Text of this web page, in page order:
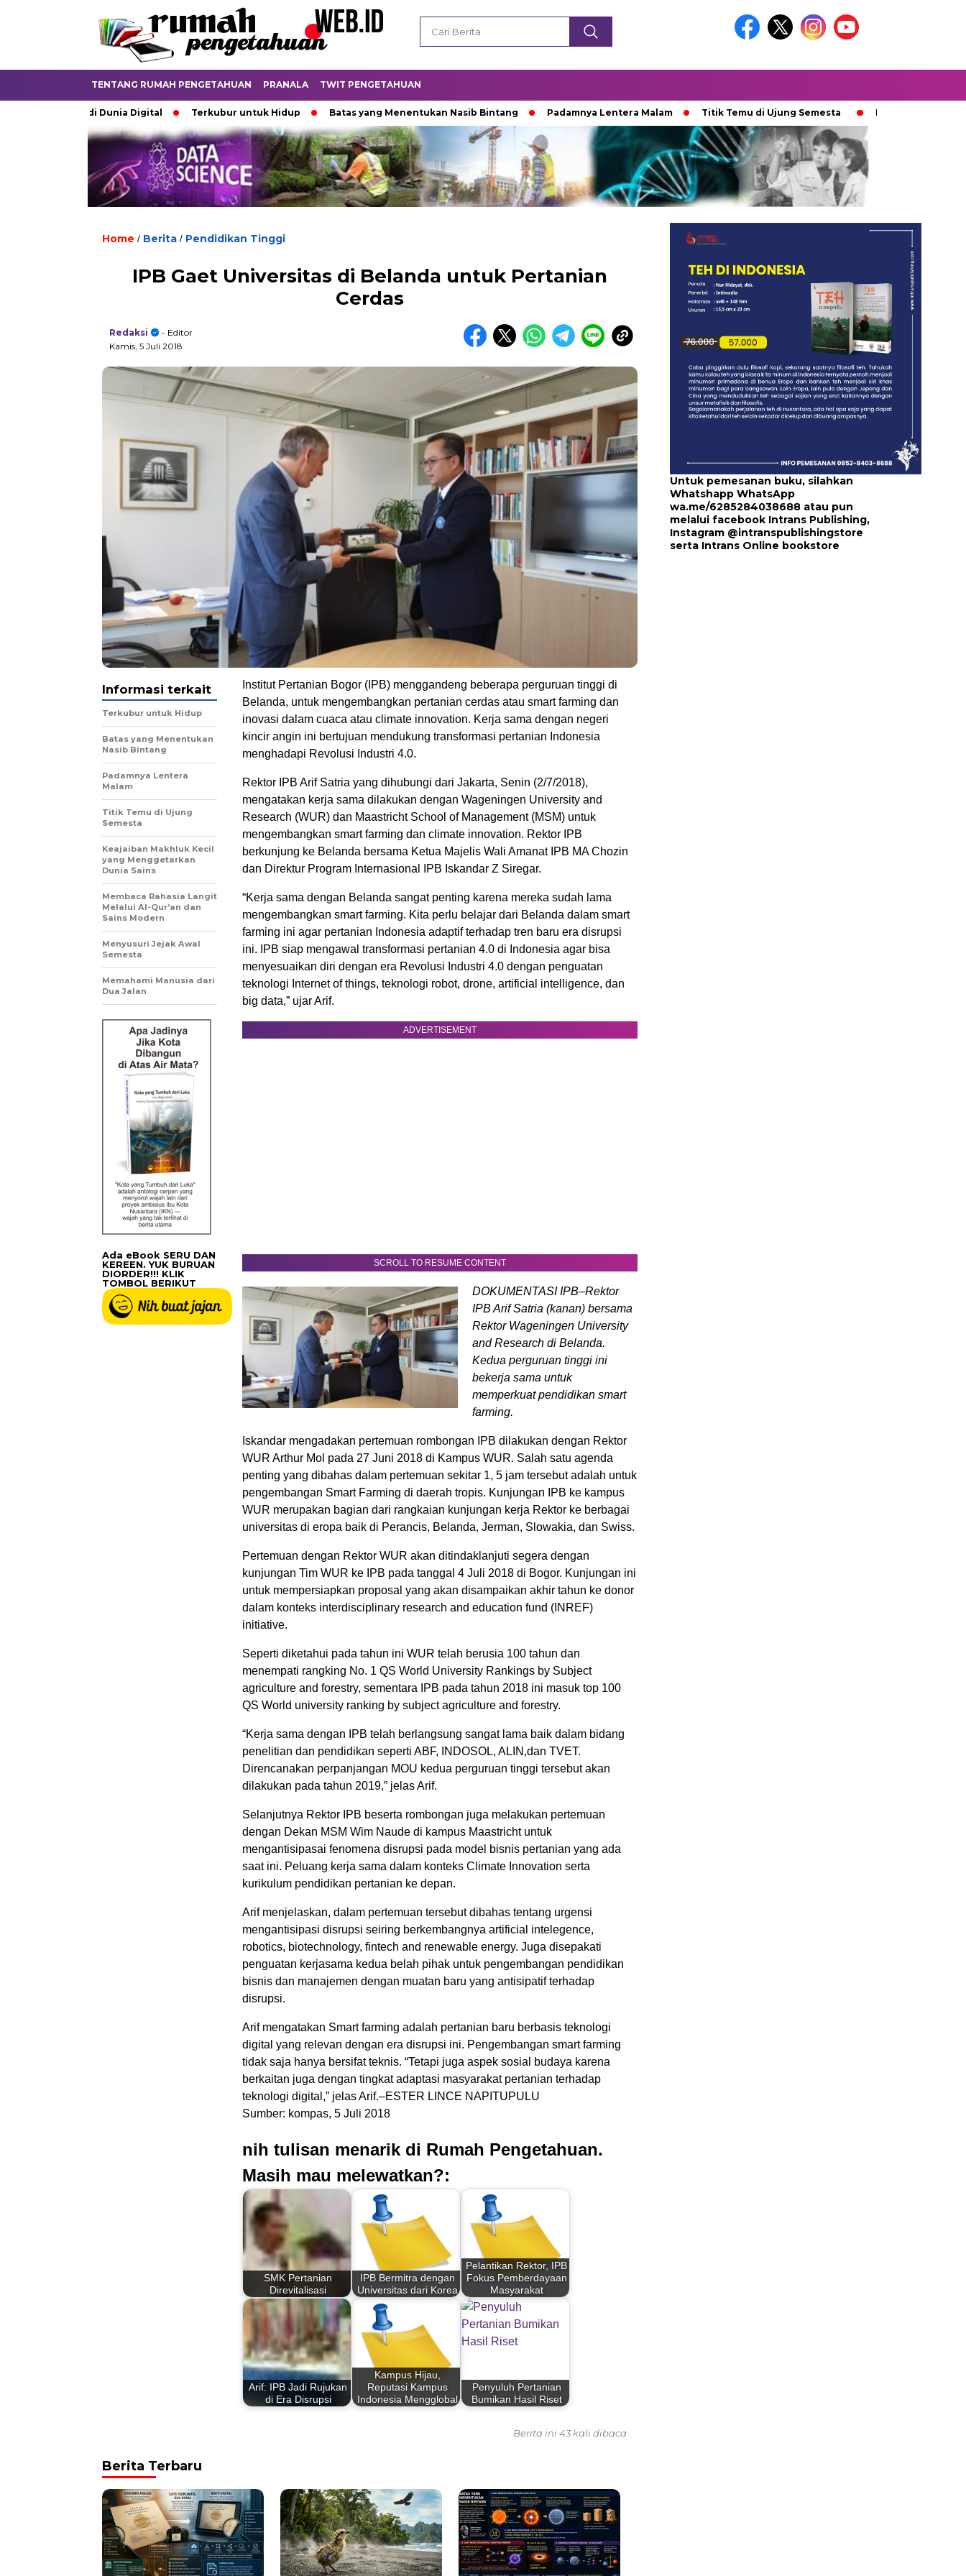
TENTANG RUMAH PENGETAHUAN PRANALA TWIT PENGETAHUAN
di Dunia Digital Terkubur untuk Hidup Batas yang Menentukan Nasib Bintang Padamnya Lentera Malam Titik Temu di Ujung Semesta Ketika Ijazah Analog
Home / Berita / Pendidikan Tinggi
IPB Gaet Universitas di Belanda untuk Pertanian
Cerdas
Redaksi
- Editor
Kamis, 5 Juli 2018
Institut Pertanian Bogor (IPB) menggandeng beberapa perguruan tinggi di
Belanda, untuk mengembangkan pertanian cerdas atau smart farming dan
inovasi dalam cuaca atau climate innovation. Kerja sama dengan negeri
kincir angin ini bertujuan mendukung transformasi pertanian Indonesia
menghadapi Revolusi Industri 4.0.
Rektor IPB Arif Satria yang dihubungi dari Jakarta, Senin (2/7/2018),
mengatakan kerja sama dilakukan dengan Wageningen University and
Research (WUR) dan Maastricht School of Management (MSM) untuk
mengembangkan smart farming dan climate innovation. Rektor IPB
berkunjung ke Belanda bersama Ketua Majelis Wali Amanat IPB MA Chozin
dan Direktur Program Internasional IPB Iskandar Z Siregar.
“Kerja sama dengan Belanda sangat penting karena mereka sudah lama
mengembangkan smart farming. Kita perlu belajar dari Belanda dalam smart
farming ini agar pertanian Indonesia adaptif terhadap tren baru era disrupsi
ini. IPB siap mengawal transformasi pertanian 4.0 di Indonesia agar bisa
menyesuaikan diri dengan era Revolusi Industri 4.0 dengan penguatan
teknologi Internet of things, teknologi robot, drone, artificial intelligence, dan
big data,” ujar Arif.
ADVERTISEMENT
SCROLL TO RESUME CONTENT
DOKUMENTASI IPB–Rektor
IPB Arif Satria (kanan) bersama
Rektor Wageningen University
and Research di Belanda.
Kedua perguruan tinggi ini
bekerja sama untuk
memperkuat pendidikan smart
farming.
Iskandar mengadakan pertemuan rombongan IPB dilakukan dengan Rektor
WUR Arthur Mol pada 27 Juni 2018 di Kampus WUR. Salah satu agenda
penting yang dibahas dalam pertemuan sekitar 1, 5 jam tersebut adalah untuk
pengembangan Smart Farming di daerah tropis. Kunjungan IPB ke kampus
WUR merupakan bagian dari rangkaian kunjungan kerja Rektor ke berbagai
universitas di eropa baik di Perancis, Belanda, Jerman, Slowakia, dan Swiss.
Pertemuan dengan Rektor WUR akan ditindaklanjuti segera dengan
kunjungan Tim WUR ke IPB pada tanggal 4 Juli 2018 di Bogor. Kunjungan ini
untuk mempersiapkan proposal yang akan disampaikan akhir tahun ke donor
dalam konteks interdisciplinary research and education fund (INREF)
initiative.
Seperti diketahui pada tahun ini WUR telah berusia 100 tahun dan
menempati rangking No. 1 QS World University Rankings by Subject
agriculture and forestry, sementara IPB pada tahun 2018 ini masuk top 100
QS World university ranking by subject agriculture and forestry.
“Kerja sama dengan IPB telah berlangsung sangat lama baik dalam bidang
penelitian dan pendidikan seperti ABF, INDOSOL, ALIN,dan TVET.
Direncanakan perpanjangan MOU kedua perguruan tinggi tersebut akan
dilakukan pada tahun 2019,” jelas Arif.
Selanjutnya Rektor IPB beserta rombongan juga melakukan pertemuan
dengan Dekan MSM Wim Naude di kampus Maastricht untuk
mengantisipasai fenomena disrupsi pada model bisnis pertanian yang ada
saat ini. Peluang kerja sama dalam konteks Climate Innovation serta
kurikulum pendidikan pertanian ke depan.
Arif menjelaskan, dalam pertemuan tersebut dibahas tentang urgensi
mengantisipasi disrupsi seiring berkembangnya artificial intelegence,
robotics, biotechnology, fintech and renewable energy. Juga disepakati
penguatan kerjasama kedua belah pihak untuk pengembangan pendidikan
bisnis dan manajemen dengan muatan baru yang antisipatif terhadap
disrupsi.
Arif mengatakan Smart farming adalah pertanian baru berbasis teknologi
digital yang relevan dengan era disrupsi ini. Pengembangan smart farming
tidak saja hanya bersifat teknis. “Tetapi juga aspek sosial budaya karena
berkaitan juga dengan tingkat adaptasi masyarakat pertanian terhadap
teknologi digital,” jelas Arif.–ESTER LINCE NAPITUPULU
Sumber: kompas, 5 Juli 2018
nih tulisan menarik di Rumah Pengetahuan.
Masih mau melewatkan?:
SMK Pertanian
Direvitalisasi
IPB Bermitra dengan
Universitas dari Korea
Pelantikan Rektor, IPB
Fokus Pemberdayaan
Masyarakat
Arif: IPB Jadi Rujukan
di Era Disrupsi
Kampus Hijau,
Reputasi Kampus
Indonesia Mengglobal
Penyuluh Pertanian
Bumikan Hasil Riset
Informasi terkait
Terkubur untuk Hidup
Batas yang Menentukan
Nasib Bintang
Padamnya Lentera
Malam
Titik Temu di Ujung
Semesta
Keajaiban Makhluk Kecil
yang Menggetarkan
Dunia Sains
Membaca Rahasia Langit
Melalui Al-Qur’an dan
Sains Modern
Menyusuri Jejak Awal
Semesta
Memahami Manusia dari
Dua Jalan
Ada eBook SERU DAN
KEREEN. YUK BURUAN
DIORDER!!! KLIK
TOMBOL BERIKUT
Berita ini 43 kali dibaca
Berita Terbaru
Untuk pemesanan buku, silahkan
Whatshapp WhatsApp
wa.me/6285284038688 atau pun
melalui facebook Intrans Publishing,
Instagram @intranspublishingstore
serta Intrans Online bookstore